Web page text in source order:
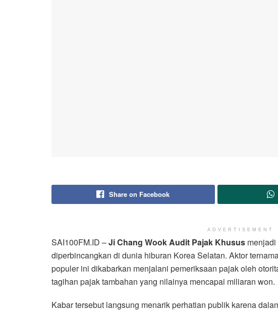
Share on Facebook
ADVERTISEMENT
SAI100FM.ID –Ji Chang Wook Audit Pajak Khusus
diperbincangkan di dunia hiburan Korea Selatan. Aktor
populer ini dikabarkan menjalani pemeriksaan pajak oleh
tagihan pajak tambahan yang nilainya mencapai miliaran won.
Kabar tersebut langsung menarik perhatian publik karena